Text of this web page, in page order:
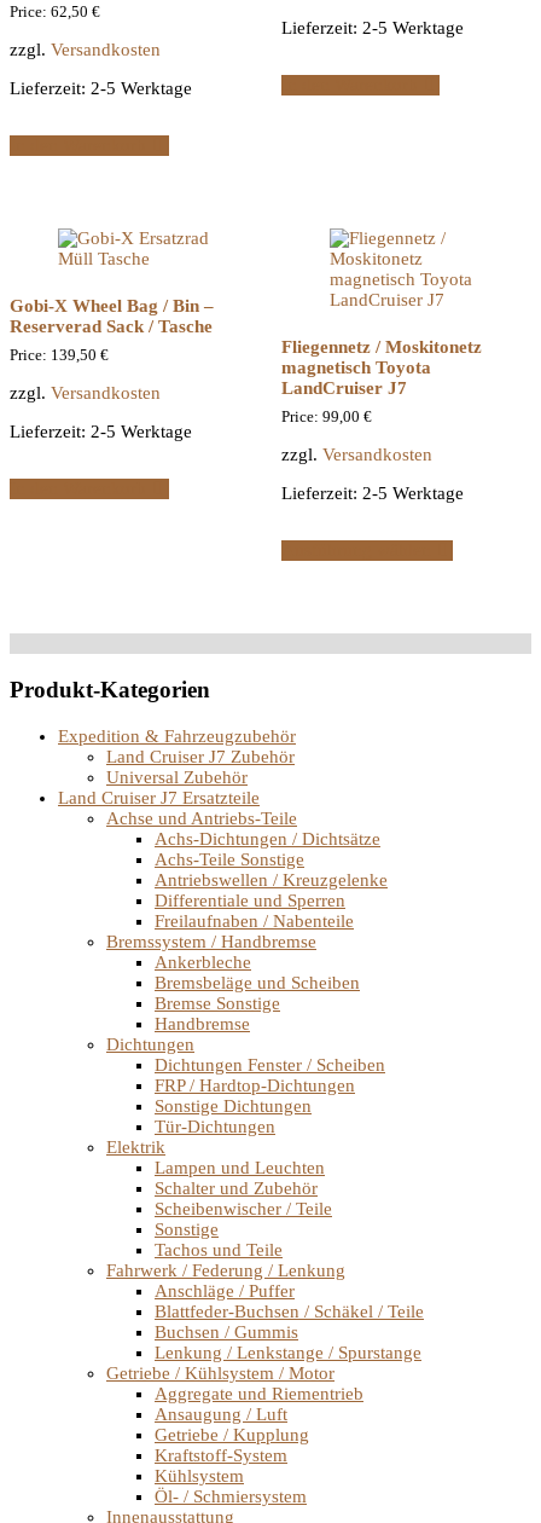
Price: 62,50 €
zzgl. Versandkosten
Lieferzeit: 2-5 Werktage
Lieferzeit: 2-5 Werktage
Gobi-X Wheel Bag / Bin –
Reserverad Sack / Tasche
Price: 139,50 €
zzgl. Versandkosten
Lieferzeit: 2-5 Werktage
Fliegennetz / Moskitonetz
magnetisch Toyota
LandCruiser J7
Price: 99,00 €
zzgl. Versandkosten
Lieferzeit: 2-5 Werktage
Produkt-Kategorien
Expedition & Fahrzeugzubehör
Land Cruiser J7 Zubehör
Universal Zubehör
Land Cruiser J7 Ersatzteile
Achse und Antriebs-Teile
Achs-Dichtungen / Dichtsätze
Achs-Teile Sonstige
Antriebswellen / Kreuzgelenke
Differentiale und Sperren
Freilaufnaben / Nabenteile
Bremssystem / Handbremse
Ankerbleche
Bremsbeläge und Scheiben
Bremse Sonstige
Handbremse
Dichtungen
Dichtungen Fenster / Scheiben
FRP / Hardtop-Dichtungen
Sonstige Dichtungen
Tür-Dichtungen
Elektrik
Lampen und Leuchten
Schalter und Zubehör
Scheibenwischer / Teile
Sonstige
Tachos und Teile
Fahrwerk / Federung / Lenkung
Anschläge / Puffer
Blattfeder-Buchsen / Schäkel / Teile
Buchsen / Gummis
Lenkung / Lenkstange / Spurstange
Getriebe / Kühlsystem / Motor
Aggregate und Riementrieb
Ansaugung / Luft
Getriebe / Kupplung
Kraftstoff-System
Kühlsystem
Öl- / Schmiersystem
Innenausstattung